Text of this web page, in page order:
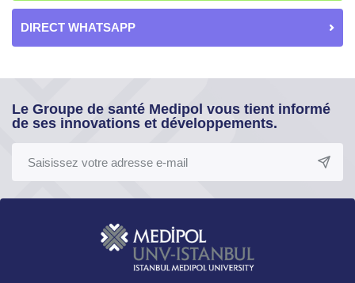
DIRECT WHATSAPP
Le Groupe de santé Medipol vous tient informé
de ses innovations et développements.